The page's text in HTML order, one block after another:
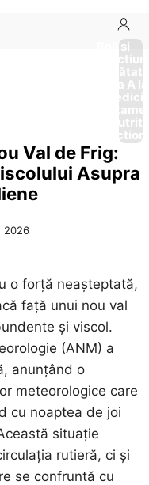
Boli si
Afectiuni
Sănătate
de la A
Val de Frig:
Asupra
2026
o forță neașteptată,
față unui nou val
și viscol.
(ANM) a
anunțând o
meteorologice care
cu noaptea de joi
situație
rutieră, ci și
se confruntă cu